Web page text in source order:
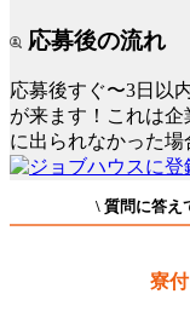
応募後の流れ
応募後すぐ〜3日以
が来ます！これは
に出られなかった場
\ 質問に答え
寮